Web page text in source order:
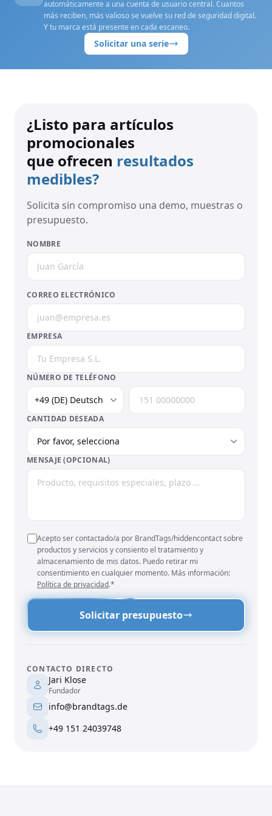
automáticamente a una cuenta de usuario central. Cuantos
más reciben, más valioso se vuelve su red de seguridad digital.
Y tu marca está presente en cada escaneo.
Solicitar una serie
¿Listo para artículos
promocionales
que ofrecen resultados
medibles?
Solicita sin compromiso una demo, muestras o
presupuesto.
CONTACTO DIRECTO
Jari Klose
Fundador
info@brandtags.de
+49 151 24039748
NOMBRE
CORREO ELECTRÓNICO
EMPRESA
NÚMERO DE TELÉFONO
CANTIDAD DESEADA
MENSAJE (OPCIONAL)
Acepto ser contactado/a por BrandTags/hiddencontact sobre
productos y servicios y consiento el tratamiento y
almacenamiento de mis datos. Puedo retirar mi
consentimiento en cualquier momento. Más información:
Política de privacidad.*
Solicitar presupuesto